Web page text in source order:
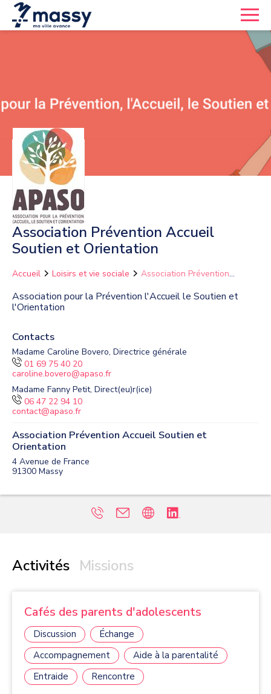
Association Prévention Accueil
Soutien et Orientation
Accueil Loisirs et vie sociale
Association Prévention
Association pour la Prévention l'Accueil le Soutien et
l'Orientation
Contacts
Madame Caroline Bovero, Directrice générale
01 69 75 40 20
caroline.bovero@apaso.fr
Madame Fanny Petit, Direct(eu)r(ice)
06 47 22 94 10
contact@apaso.fr
Association Prévention Accueil Soutien et
Orientation
4 Avenue de France
91300 Massy
Activités Missions
Cafés des parents d'adolescents
Discussion
Échange
Accompagnement
Aide à la parentalité
Entraide
Rencontre